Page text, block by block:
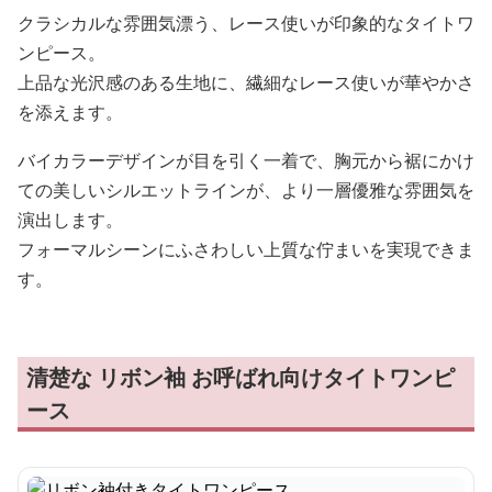
クラシカルな雰囲気漂う、レース使いが印象的なタイトワ
ンピース。
上品な光沢感のある生地に、繊細なレース使いが華やかさ
を添えます。
バイカラーデザインが目を引く一着で、胸元から裾にかけ
ての美しいシルエットラインが、より一層優雅な雰囲気を
演出します。
フォーマルシーンにふさわしい上質な佇まいを実現できま
す。
清楚な リボン袖 お呼ばれ向けタイトワンピ
ース